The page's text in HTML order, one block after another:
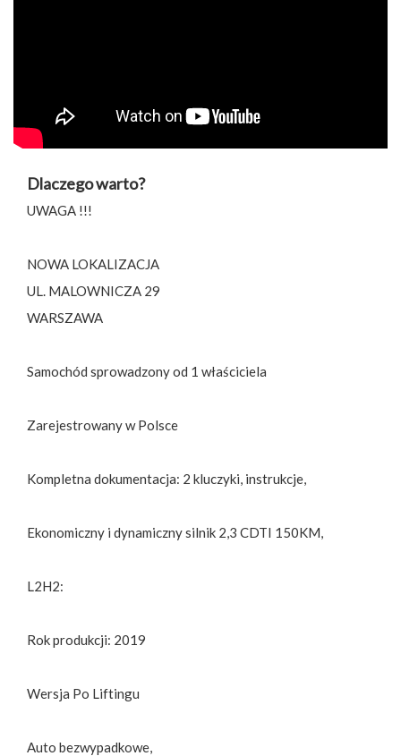
Dlaczego warto?
UWAGA !!!
NOWA LOKALIZACJA
UL. MALOWNICZA 29
WARSZAWA
Samochód sprowadzony od 1 właściciela
Zarejestrowany w Polsce
Kompletna dokumentacja: 2 kluczyki, instrukcje,
Ekonomiczny i dynamiczny silnik 2,3 CDTI 150KM,
L2H2:
Rok produkcji: 2019
Wersja Po Liftingu
Auto bezwypadkowe,